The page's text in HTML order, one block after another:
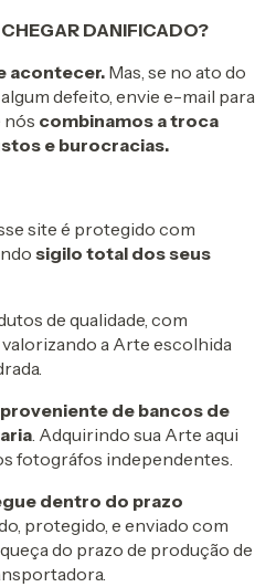
DANIFICADO?
acontecer. Mas, se no ato do
defeito, envie e-mail para
nós combinamos a troca
e burocracias.
site é protegido com
sigilo total dos seus
de qualidade, com
a Arte escolhida
de bancos de
. Adquirindo sua Arte aqui
fotográfos independentes.
dentro do prazo
protegido, e enviado com
do prazo de produção de